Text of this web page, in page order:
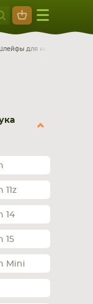
Москва
+7 495 414
для ноутбуков
11z
14
15
Mini